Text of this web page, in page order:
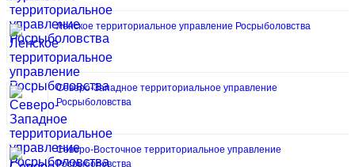
Ленское территориальное управление Росрыболовства
Северо-Западное территориальное управление
Росрыболовства
Северо-Восточное территориальное управление
Росрыболовства